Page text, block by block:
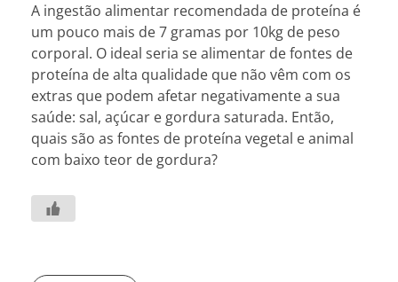
A ingestão alimentar recomendada de proteína é
um pouco mais de 7 gramas por 10kg de peso
corporal. O ideal seria se alimentar de fontes de
proteína de alta qualidade que não vêm com os
extras que podem afetar negativamente a sua
saúde: sal, açúcar e gordura saturada. Então,
quais são as fontes de proteína vegetal e animal
com baixo teor de gordura?